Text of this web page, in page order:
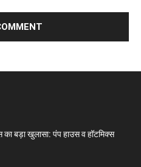
का बड़ा खुलासा: पंप हाउस व हॉटमिक्स